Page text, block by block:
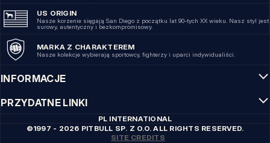
US ORIGIN
Nasze korzenie sięgają San Diego z początku lat 90-tych XX wieku. Nasz styl jest
surowy, autentyczny i bezkompromisowy.
MARKA Z CHARAKTEREM
Nasze kolekcje wybierają sportowcy, fighterzy i uparci indywidualiści.
INFORMACJE
PRZYDATNE LINKI
PL INTERNATIONAL
©1997 - 2026 PITBULL SP. Z O.O. ALL RIGHTS RESERVED.
SITE CREDITS